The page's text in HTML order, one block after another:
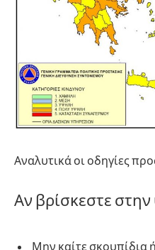
Αναλυτικά οι οδηγίες
Αν βρίσκεστε
Μην καίτε σκουπίδια